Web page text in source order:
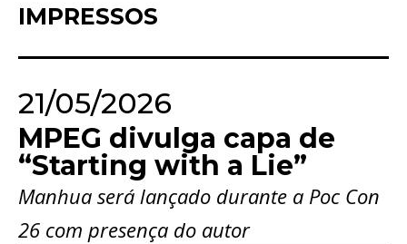
IMPRESSOS
21/05/2026
MPEG divulga capa de
“Starting with a Lie”
Manhua será lançado durante a Poc Con
26 com presença do autor